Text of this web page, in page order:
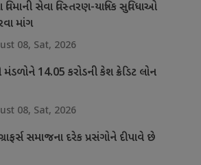
વિમાની સેવા વિસ્તરણ-યાત્રિક સુવિધાઓ
માંગ
08, Sat, 2026
14.05 કરોડની કેશ ક્રેડિટ લોન
08, Sat, 2026
સમાજના દરેક પ્રસંગોને દીપાવે છે